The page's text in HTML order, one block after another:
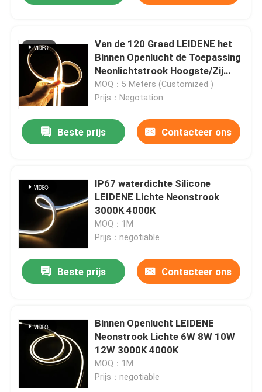
Van de 120 Graad LEIDENE het
Binnen Openlucht de Toepassing
Neonlichtstrook Hoogste/Zij
Buigen
MOQ：5 Meters (Customized )
Prijs：Negotation
Beste prijs Contacteer ons
IP67 waterdichte Silicone
LEIDENE Lichte Neonstrook
3000K 4000K
MOQ：1M
Prijs：negotiable
Beste prijs Contacteer ons
Binnen Openlucht LEIDENE
Neonstrook Lichte 6W 8W 10W
12W 3000K 4000K
MOQ：1M
Prijs：negotiable